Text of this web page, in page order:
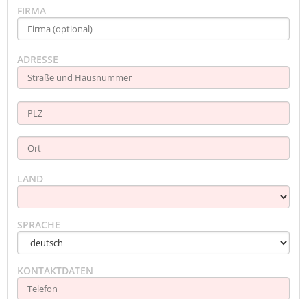
FIRMA
ADRESSE
LAND
SPRACHE
KONTAKTDATEN